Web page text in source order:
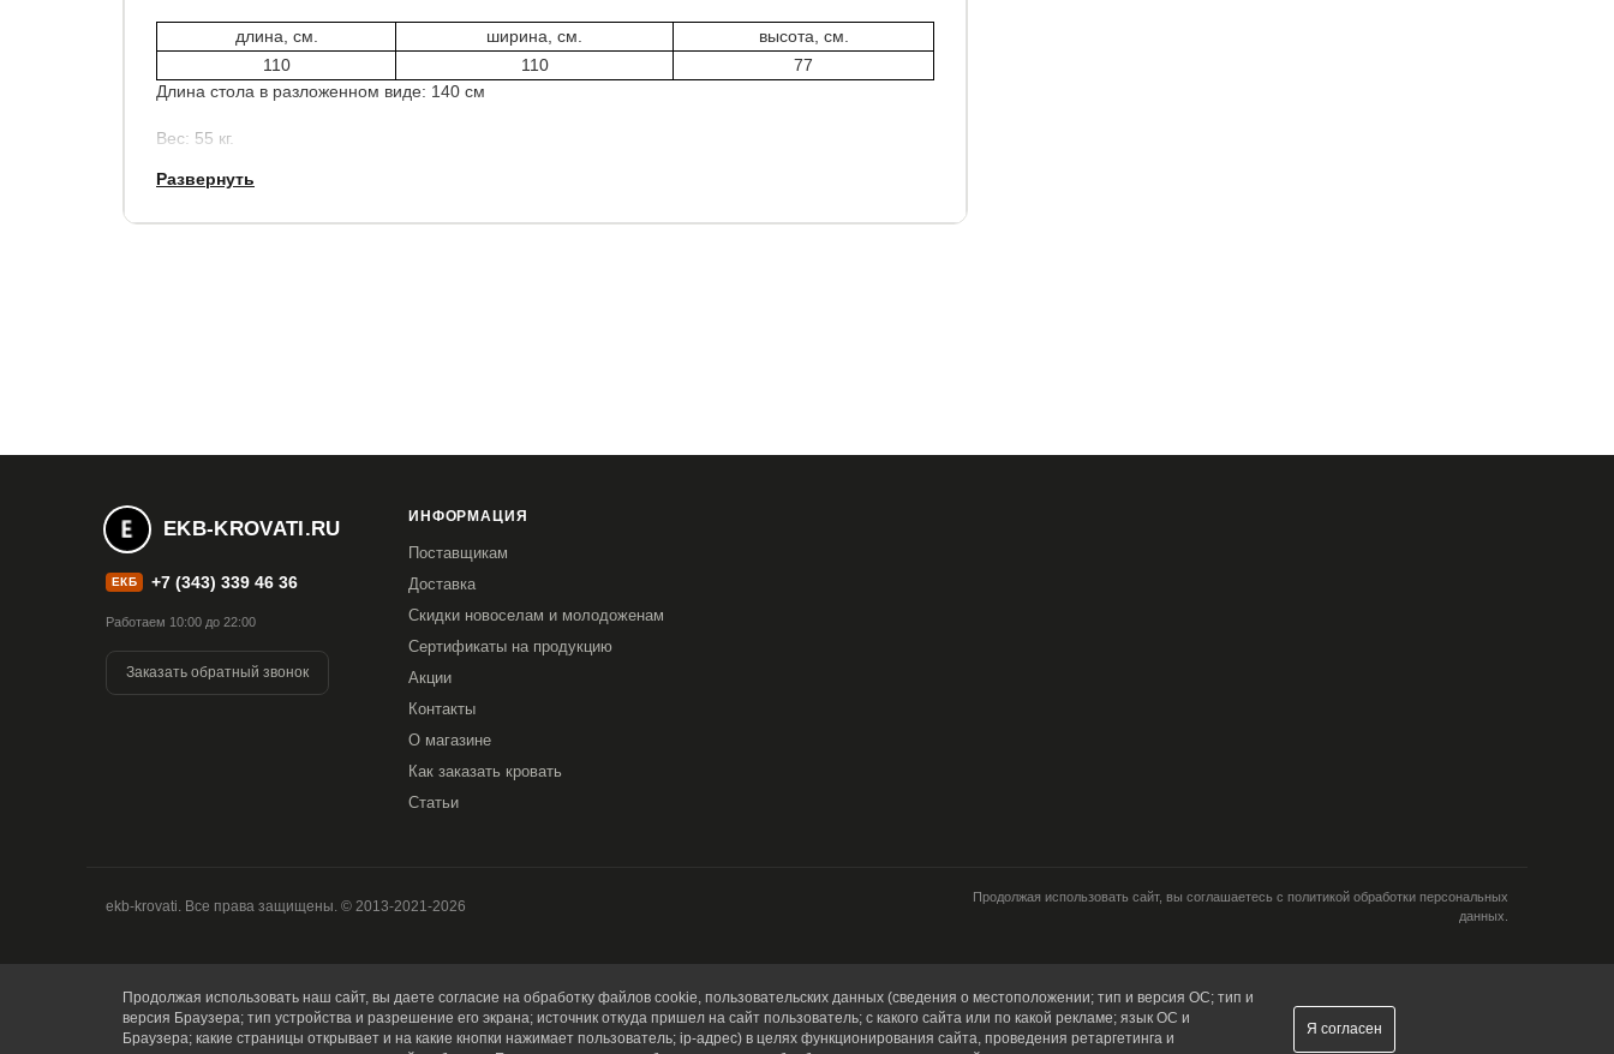
длина, см. ширина, см.
высота, см.
110
110
77
Длина стола в разложенном виде: 140 см
Вес: 55 кг.
Материалы:
Столешница: орех темный
Гарантия: 1 год/
Развернуть
EKB-KROVATI.RU
ЕКБ +7 (343) 339 46 36
Работаем 10:00 до 22:00
Заказать обратный звонок
ИНФОРМАЦИЯ
Поставщикам
Доставка
Скидки новоселам и молодоженам
Сертификаты на продукцию
Акции
Контакты
О магазине
Как заказать кровать
Статьи
ekb-krovati. Все права защищены. © 2013-2021-2026
Продолжая использовать сайт, вы соглашаетесь с политикой обработки персональных
данных.
Продолжая использовать наш сайт, вы даете согласие на обработку файлов cookie, пользовательских данных (сведения о местоположении; тип и версия ОС; тип и
версия Браузера; тип устройства и разрешение его экрана; источник откуда пришел на сайт пользователь; с какого сайта или по какой рекламе; язык ОС и
Браузера; какие страницы открывает и на какие кнопки нажимает пользователь; ip-адрес) в целях функционирования сайта, проведения ретаргетинга и
Я согласен